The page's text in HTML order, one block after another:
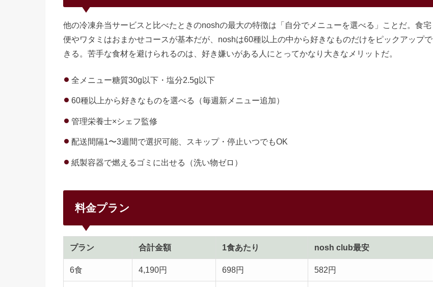
他の冷凍弁当サービスと比べたときのnoshの最大の特徴は「自分でメニューを選べる」ことだ。食宅
便やワタミはおまかせコースが基本だが、noshは60種以上の中から好きなものだけをピックアップで
きる。苦手な食材を避けられるのは、好き嫌いがある人にとってかなり大きなメリットだ。
全メニュー糖質30g以下・塩分2.5g以下
60種以上から好きなものを選べる（毎週新メニュー追加）
管理栄養士×シェフ監修
配送間隔1〜3週間で選択可能、スキップ・停止いつでもOK
紙製容器で燃えるゴミに出せる（洗い物ゼロ）
料金プラン
プラン 合計金額 1食あたり nosh club最安
6食 4,190円 698円 582円